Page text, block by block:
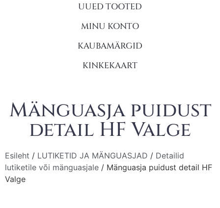
UUED TOOTED
MINU KONTO
KAUBAMÄRGID
KINKEKAART
Mänguasja puidust
detail HF Valge
Esileht / LUTIKETID JA MÄNGUASJAD / Detailid
lutiketile või mänguasjale / Mänguasja puidust detail HF
Valge